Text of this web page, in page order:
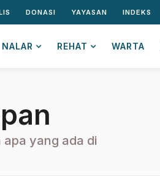
DONASI YAYASAN INDEKS
NALAR REHAT WARTA
yang ada di